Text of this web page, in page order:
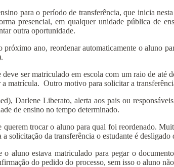
para o período de transferência, que inicia
presencial, em qualquer unidade pública de
outra oportunidade.
ano, reordenar automaticamente o aluno
ser matriculado em escola com um raio de
matrícula. Outro motivo para solicitar a
Darlene Liberato, alerta aos pais ou
de ensino no tempo determinado.
trocar o aluno para qual foi reordenado.
solicitação da transferência o estudante é
aluno estava matriculado para pegar o
do pedido do processo, sem isso o aluno